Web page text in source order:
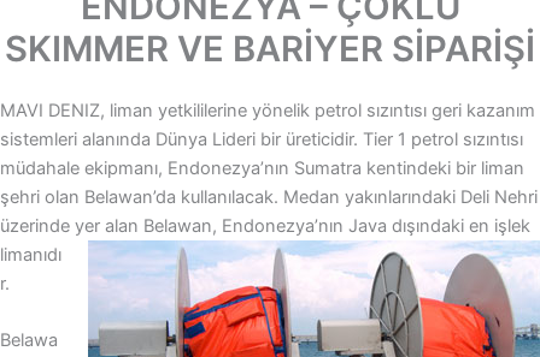
SKIMMER VE BARİYER SİPARİŞİ
MAVI DENIZ, liman yetkililerine yönelik petrol sızıntısı geri kazanım
sistemleri alanında Dünya Lideri bir üreticidir. Tier 1 petrol sızıntısı
müdahale ekipmanı, Endonezya’nın Sumatra kentindeki bir liman
şehri olan Belawan’da kullanılacak. Medan yakınlarındaki Deli Nehri
üzerinde yer alan Belawan, Endonezya’nın Java dışındaki en işlek
limanıdı
r.
Belawa